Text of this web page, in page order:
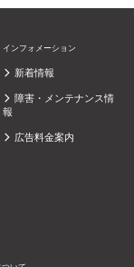
インフォメーション
新着情報
障害・メンテナンス情
報
広告料金案内